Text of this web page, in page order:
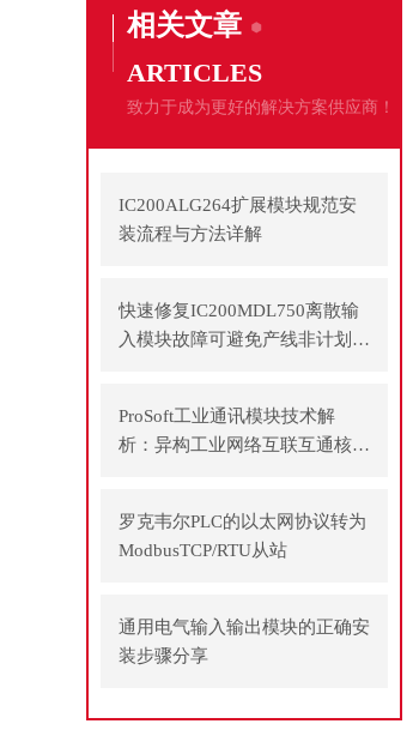
相关文章
ARTICLES
致力于成为更好的解决方案供应商！
IC200ALG264扩展模块规范安
装流程与方法详解
快速修复IC200MDL750离散输
入模块故障可避免产线非计划停
ProSoft工业通讯模块技术解
析：异构工业网络互联互通核心
罗克韦尔PLC的以太网协议转为
ModbusTCP/RTU从站
通用电气输入输出模块的正确安
装步骤分享